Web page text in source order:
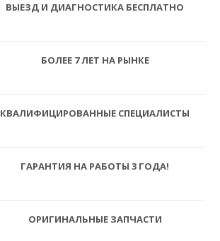
ВЫЕЗД И ДИАГНОСТИКА БЕСПЛАТНО
БОЛЕЕ 7 ЛЕТ НА РЫНКЕ
КВАЛИФИЦИРОВАННЫЕ СПЕЦИАЛИСТЫ
ГАРАНТИЯ НА РАБОТЫ 3 ГОДА!
ОРИГИНАЛЬНЫЕ ЗАПЧАСТИ